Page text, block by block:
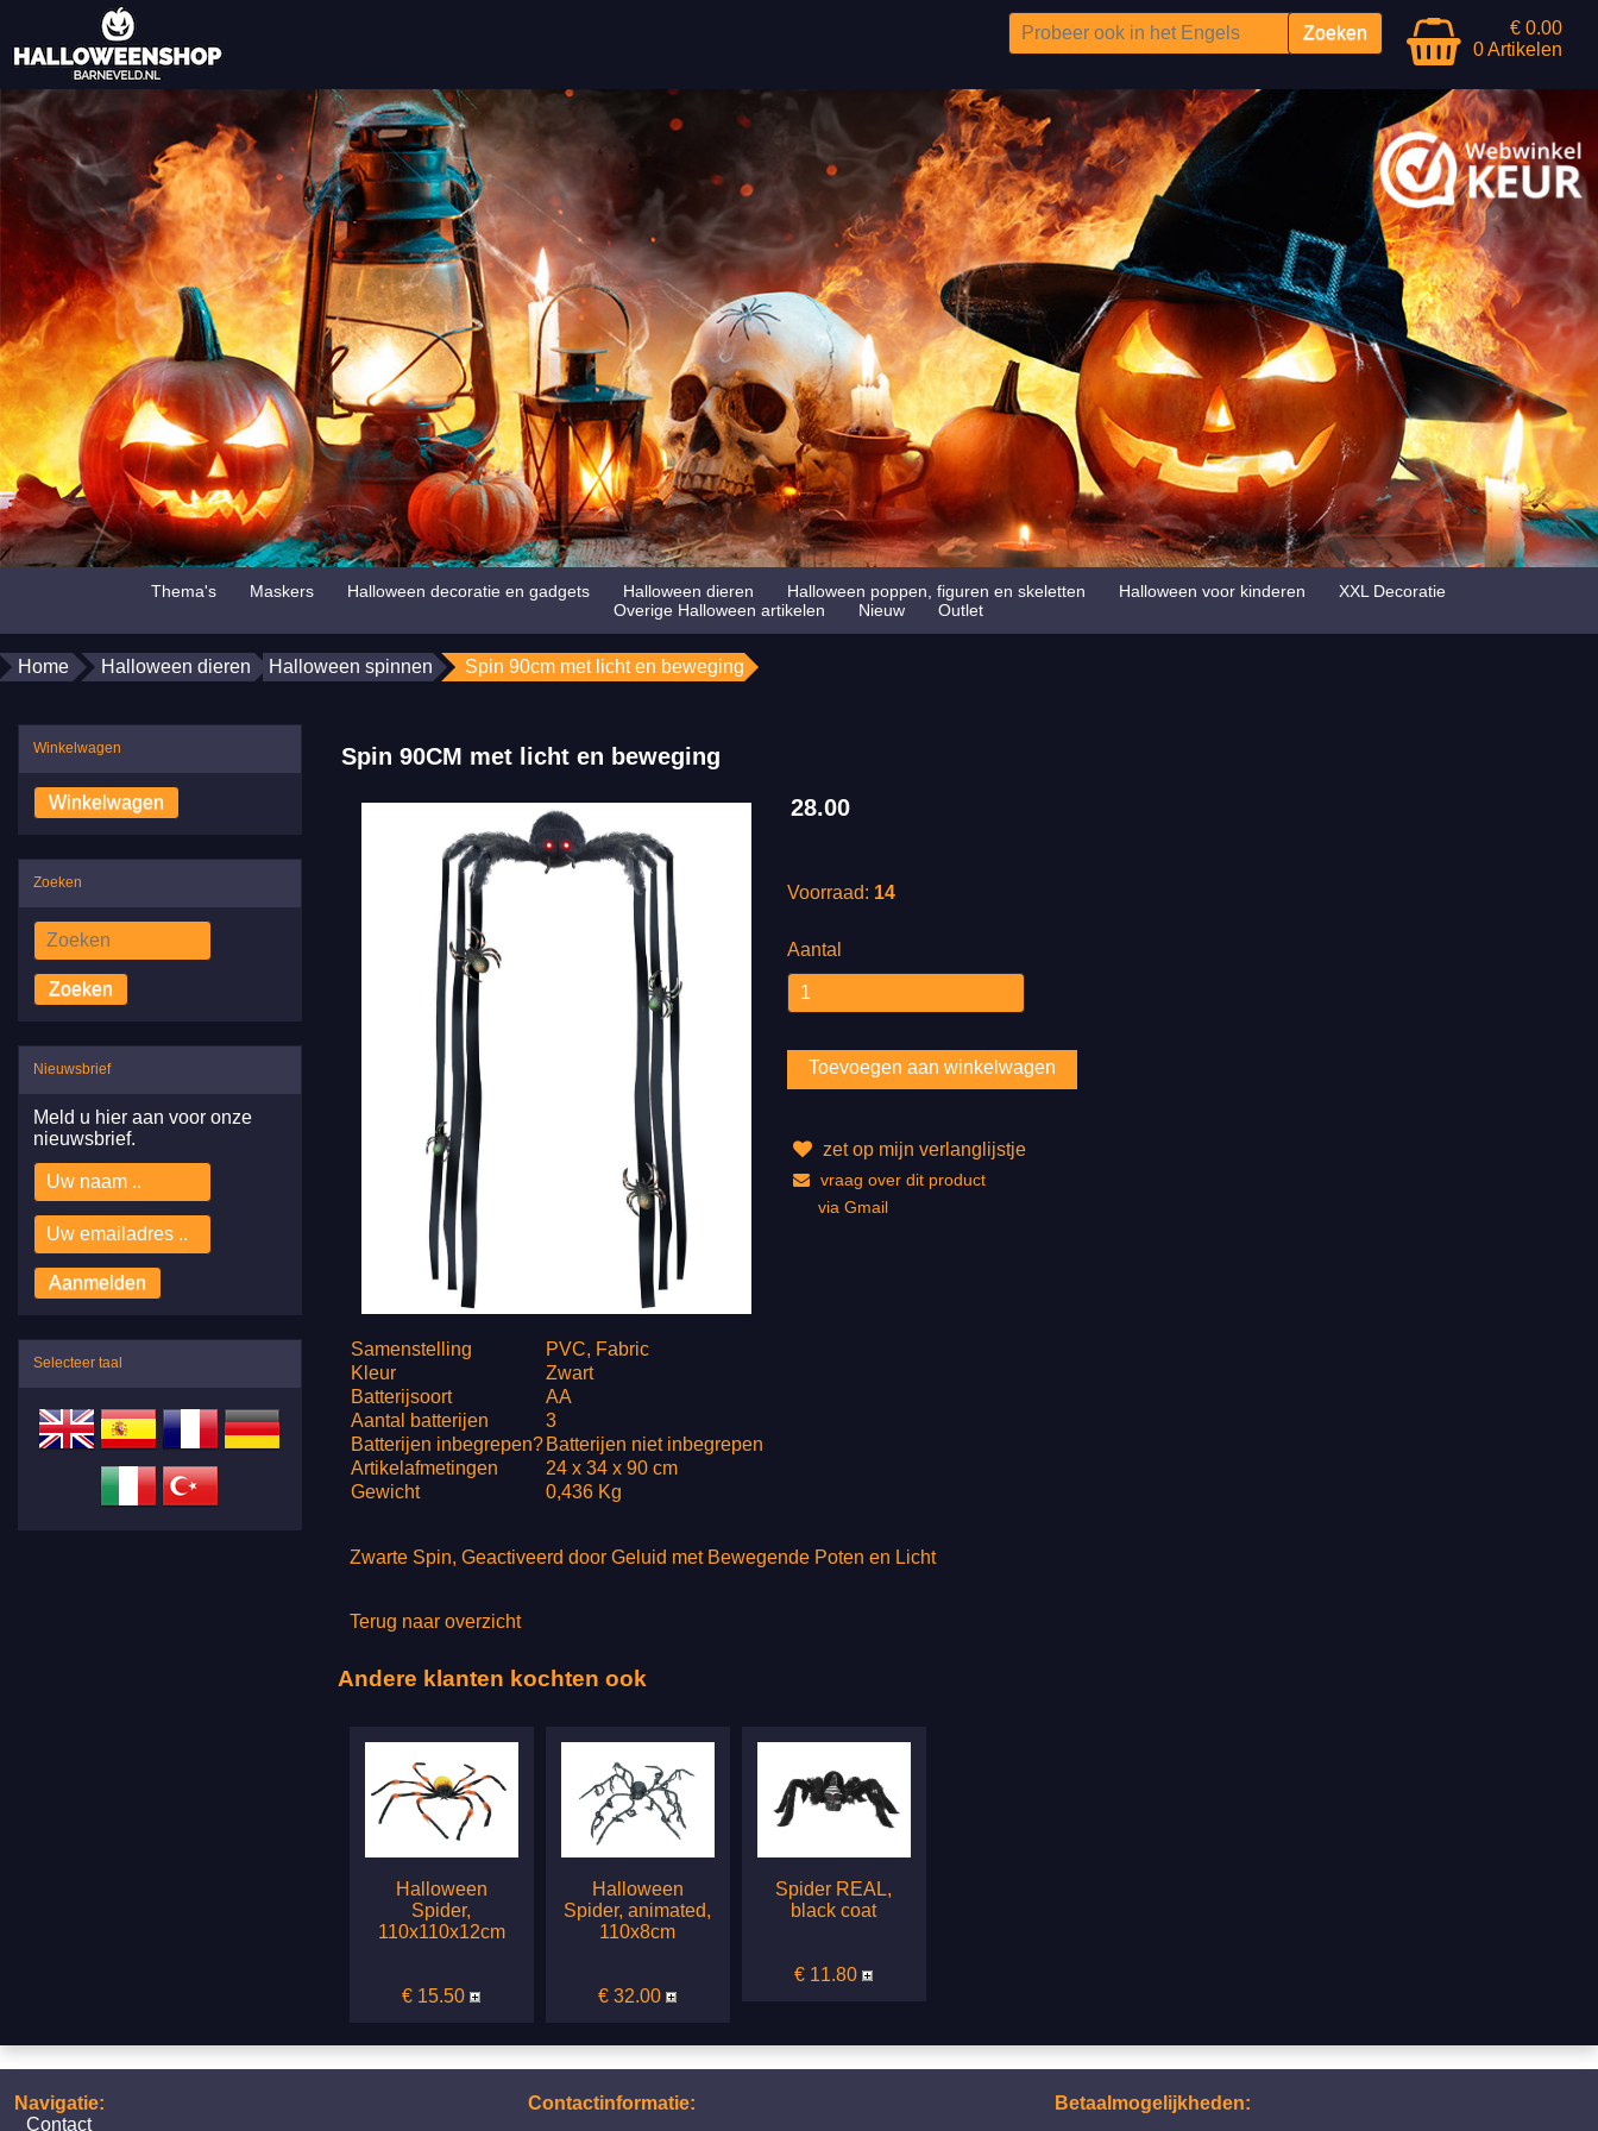
€ 0.00
0 Artikelen
Thema's Maskers Halloween decoratie en gadgets Halloween dieren Halloween poppen, figuren en skeletten Halloween voor kinderen
XXL Decoratie
Overige Halloween artikelen
Nieuw Outlet
Home Halloween dieren Halloween spinnen Spin 90cm met licht en beweging
Winkelwagen
Zoeken
Zoeken
Nieuwsbrief
Meld u hier aan voor onze
nieuwsbrief.
Selecteer taal
Spin 90CM met licht en beweging
28.00
Voorraad: 14
Aantal
zet op mijn verlanglijstje
vraag over dit product
via Gmail
Samenstelling
PVC, Fabric
Kleur
Zwart
Batterijsoort
AA
Aantal batterijen
3
Batterijen inbegrepen? Batterijen niet inbegrepen
Artikelafmetingen
24 x 34 x 90 cm
Gewicht
0,436 Kg
Zwarte Spin, Geactiveerd door Geluid met Bewegende Poten en Licht
Terug naar overzicht
Andere klanten kochten ook
Halloween
Spider,
110x110x12cm
€ 15.50
Halloween
Spider, animated,
110x8cm
€ 32.00
Spider REAL,
black coat
€ 11.80
Navigatie:
Contact
Contactinformatie: Betaalmogelijkheden: